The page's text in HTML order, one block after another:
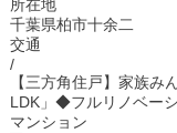
所在地
千葉県柏市十余二
交通
/
【三方角住戸】家族み
LDK」◆フルリノベー
マンション